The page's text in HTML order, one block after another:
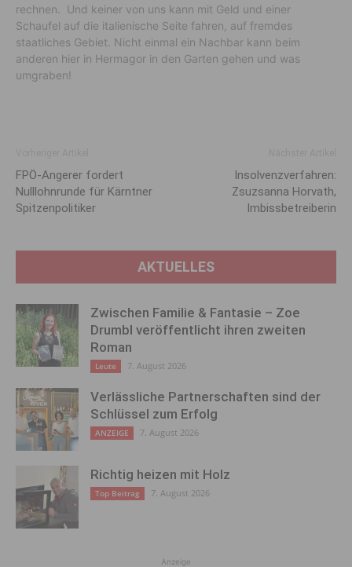
rechnen. Und keiner von uns kann mit Geld und einer
Schaufel auf die italienische Seite fahren, auf fremdes
staatliches Gebiet. Nicht einmal ein Nachbar kann beim
anderen hier in Hermagor in den Garten gehen und was
umgraben!
FPÖ-Angerer fordert
Nulllohnrunde für Kärntner
Spitzenpolitiker
Insolvenzverfahren:
Zsuzsanna Horvath,
Imbissbetreiberin
AKTUELLES
Zwischen Familie & Fantasie – Zoe
Drumbl veröffentlicht ihren zweiten
Roman
Leute 7. August 2026
Verlässliche Partnerschaften sind der
Schlüssel zum Erfolg
ANZEIGE 7. August 2026
Richtig heizen mit Holz
Top Beitrag 7. August 2026
Anzeige